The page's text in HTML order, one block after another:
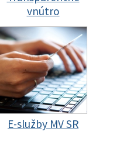
vnútro
E-služby MV SR